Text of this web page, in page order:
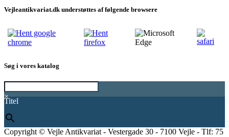
Vejleantikvariat.dk understøttes af følgende browsere
Søg i vores katalog
×
Titel
Copyright © Vejle Antikvariat - Vestergade 30 - 7100 Vejle - Tlf: 75